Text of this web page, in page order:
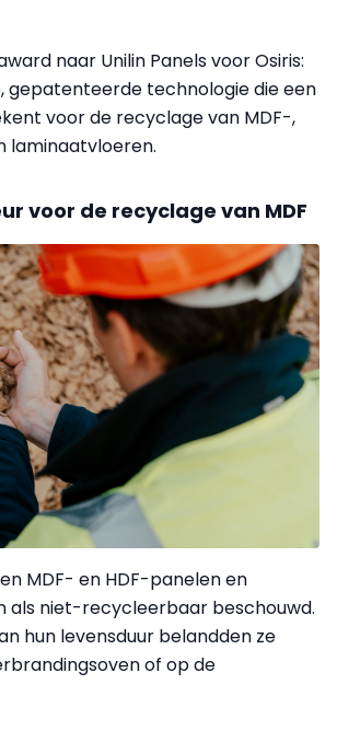
naar Unilin Panels voor Osiris:
gepatenteerde technologie die een
voor de recyclage van MDF-,
laminaatvloeren.
voor de recyclage van MDF
MDF- en HDF-panelen en
als niet-recycleerbaar beschouwd.
hun levensduur belandden ze
of op de